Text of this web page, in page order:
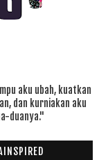
aku ubah, kuatkan
dan kurniakan aku
duanya."